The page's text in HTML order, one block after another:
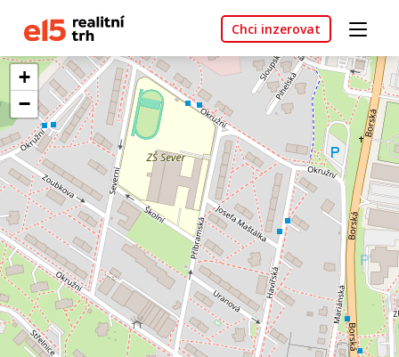
Chci inzerovat
+
−